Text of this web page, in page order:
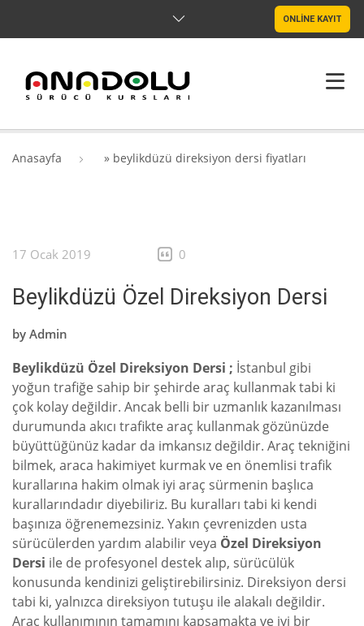
ONLİNE KAYIT
SRC & PSIKOTEKNIK
BLOG
İLETIŞIM
Anasayfa » beylikdüzü direksiyon dersi fiyatları
17 Ocak 2019 0
Beylikdüzü Özel Direksiyon Dersi
by Admin
Beylikdüzü Özel Direksiyon Dersi ; İstanbul gibi
yoğun trafiğe sahip bir şehirde araç kullanmak tabi ki
çok kolay değildir. Ancak belli bir uzmanlık kazanılması
durumunda akıcı trafikte araç kullanmak gözünüzde
büyüttüğünüz kadar da imkansız değildir. Araç tekniğini
bilmek, araca hakimiyet kurmak ve en önemlisi trafik
kurallarına hakim olmak iyi araç sürmenin başlıca
kurallarındadır diyebiliriz. Bu kuralları tabi ki kendi
başınıza öğrenemezsiniz. Yakın çevrenizden usta
sürücülerden yardım alabilir veya Özel Direksiyon
Dersi ile de profesyonel destek alıp, sürücülük
konusunda kendinizi geliştirebilirsiniz. Direksiyon dersi
tabi ki, yalnızca direksiyon tutuşu ile alakalı değildir.
Araç kullanımının tamamını kapsamakta ve iyi bir